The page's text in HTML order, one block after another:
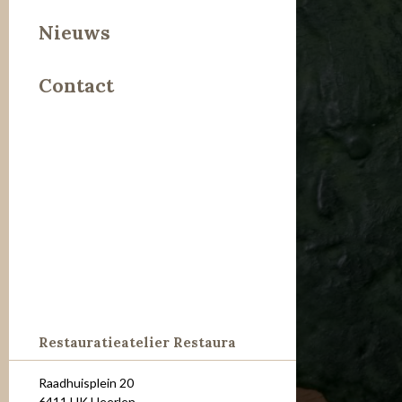
Leer
Steen
Nieuws
Contact
Restauratieatelier Restaura
Raadhuisplein 20